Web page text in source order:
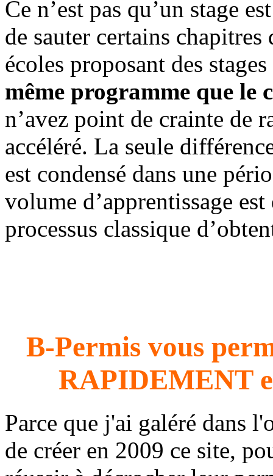
Ce n’est pas qu’un stage
de sauter certains
écoles proposant des
même programme que
n’avez point de crainte de
accéléré. La seule
est condensé dans une
volume d’apprentissage
processus classique
B-Permis vous
RAPIDEMENT
Parce que j'ai galéré dans
de créer en 2009 ce site,